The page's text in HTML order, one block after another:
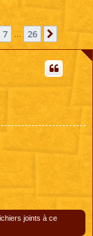
7 26
joints à ce